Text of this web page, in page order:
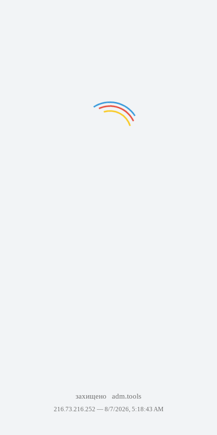
захищено adm.tools
216.73.216.252 — 8/7/2026, 5:18:43 AM